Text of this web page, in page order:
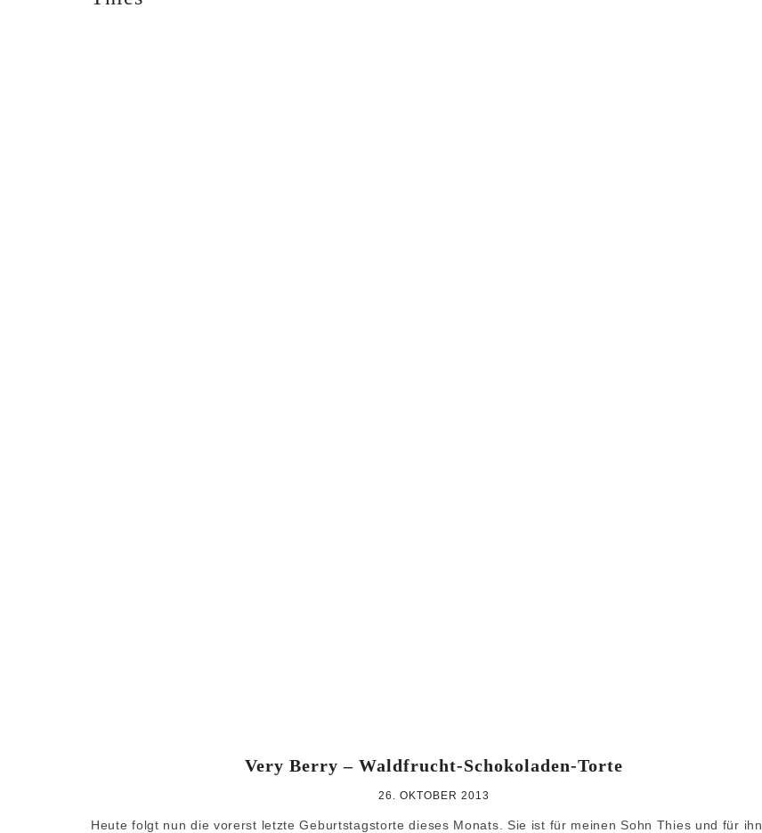
Very Berry – Waldfrucht-Schokoladen-Torte
26. OKTOBER 2013
Heute folgt nun die vorerst letzte Geburtstagstorte dieses Monats. Sie ist für meinen Sohn Thies und für ihn